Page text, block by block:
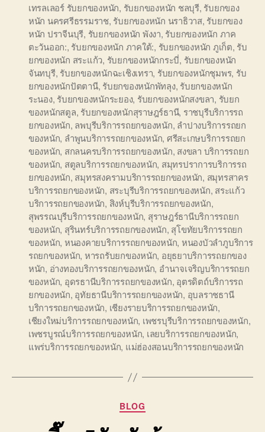
เทรลเลอร์ รับยกของหนัก, รับยกของหนัก ชลบุรี, รับยกของ
หนัก นครศรีธรรมราช, รับยกของหนัก นราธิวาส, รับยกของ
หนัก ปราจีนบุรี, รับยกของหนัก พังงา, รับยกของหนัก ภาค
ตะวันออก:, รับยกของหนัก ภาคใต้:, รับยกของหนัก ภูเก็ต, รับ
ยกของหนัก สระแก้ว, รับยกของหนักกระบี่, รับยกของหนัก
จันทบุรี, รับยกของหนักฉะเชิงเทรา, รับยกของหนักชุมพร, รับ
ยกของหนักปัตตานี, รับยกของหนักพัทลุง, รับยกของหนัก
ระนอง, รับยกของหนักระยอง, รับยกของหนักสงขลา, รับยก
ของหนักสตูล, รับยกของหนักสุราษฎร์ธานี, ราชบุรีบริการรถ
ยกของหนัก, ลพบุรีบริการรถยกของหนัก, ลำปางบริการรถยก
ของหนัก, ลำพูนบริการรถยกของหนัก, ศรีสะเกษบริการรถยก
ของหนัก, สกลนครบริการรถยกของหนัก, สงขลา บริการรถยก
ของหนัก, สตูลบริการรถยกของหนัก, สมุทรปราการบริการรถ
ยกของหนัก, สมุทรสงครามบริการรถยกของหนัก, สมุทรสาคร
บริการรถยกของหนัก, สระบุรีบริการรถยกของหนัก, สระแก้ว
บริการรถยกของหนัก, สิงห์บุรีบริการรถยกของหนัก,
สุพรรณบุรีบริการรถยกของหนัก, สุราษฎร์ธานีบริการรถยก
ของหนัก, สุรินทร์บริการรถยกของหนัก, สุโขทัยบริการรถยก
ของหนัก, หนองคายบริการรถยกของหนัก, หนองบัวลำภูบริการ
รถยกของหนัก, หารถรับยกของหนัก, อยุธยาบริการรถยกของ
หนัก, อ่างทองบริการรถยกของหนัก, อำนาจเจริญบริการรถยก
ของหนัก, อุดรธานีบริการรถยกของหนัก, อุตรดิตถ์บริการรถ
ยกของหนัก, อุทัยธานีบริการรถยกของหนัก, อุบลราชธานี
บริการรถยกของหนัก, เชียงรายบริการรถยกของหนัก,
เชียงใหม่บริการรถยกของหนัก, เพชรบุรีบริการรถยกของหนัก,
เพชรบูรณ์บริการรถยกของหนัก, เลยบริการรถยกของหนัก,
แพร่บริการรถยกของหนัก, แม่ฮ่องสอนบริการรถยกของหนัก
Categories
BLOG